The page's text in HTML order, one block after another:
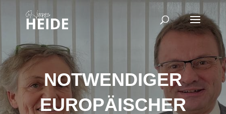
NOTWENDIGER
EUROPÄISCHER